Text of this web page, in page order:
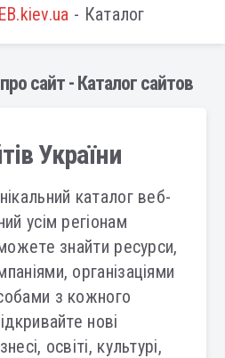
- Каталог
сайт - Каталог сайтов
України
каталог веб-
усім регіонам
знайти ресурси,
організаціями
з кожного
нові
освіті, культурі,